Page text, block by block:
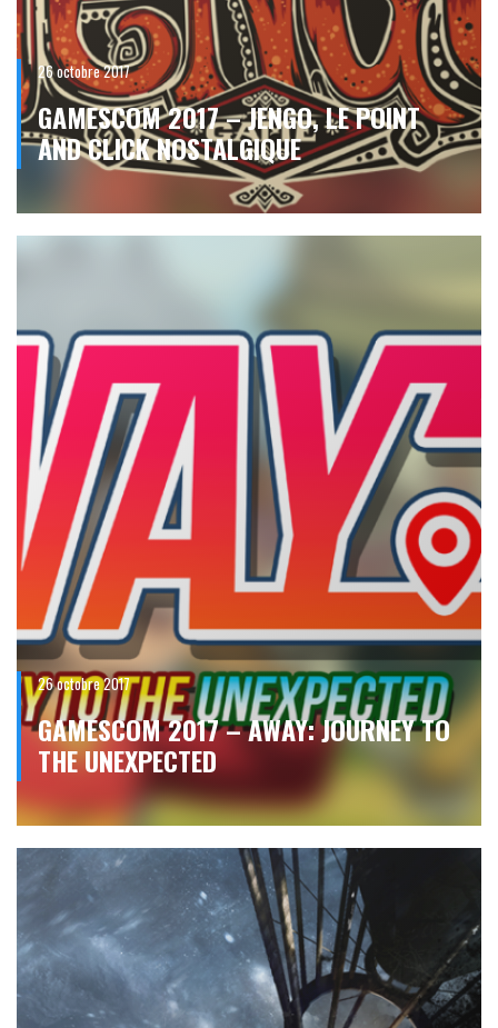
26 octobre 2017
GAMESCOM 2017 – JENGO, LE POINT
AND CLICK NOSTALGIQUE
26 octobre 2017
GAMESCOM 2017 – AWAY: JOURNEY TO
THE UNEXPECTED